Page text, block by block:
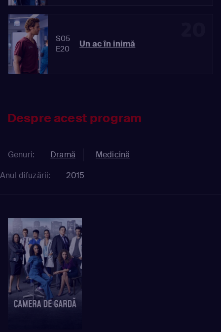
S05
E20
Un ac în inimă
Despre acest program
Genuri: Dramă
Medicină
Anul difuzării:
2015